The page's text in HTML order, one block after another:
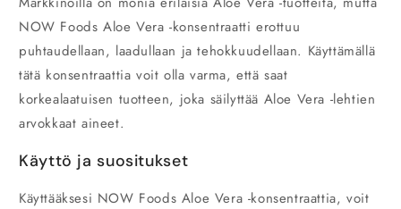
NOW Foods Aloe Vera -konsentraatti erottuu
puhtaudellaan, laadullaan ja tehokkuudellaan. Käyttämällä
tätä konsentraattia voit olla varma, että saat
korkealaatuisen tuotteen, joka säilyttää Aloe Vera -lehtien
arvokkaat aineet.
Käyttö ja suositukset
Käyttääksesi NOW Foods Aloe Vera -konsentraattia, voit